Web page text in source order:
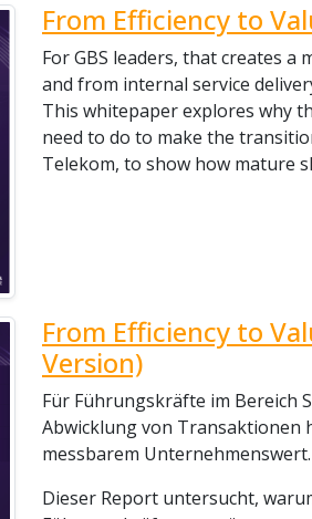
From Efficiency to
For GBS leaders, that creates
and from internal service
This whitepaper explores why
need to do to make the
Telekom, to show how mature
From Efficiency to
Version)
Für Führungskräfte im Bereich
Abwicklung von
messbarem Unternehmenswert.
Dieser Report untersucht,